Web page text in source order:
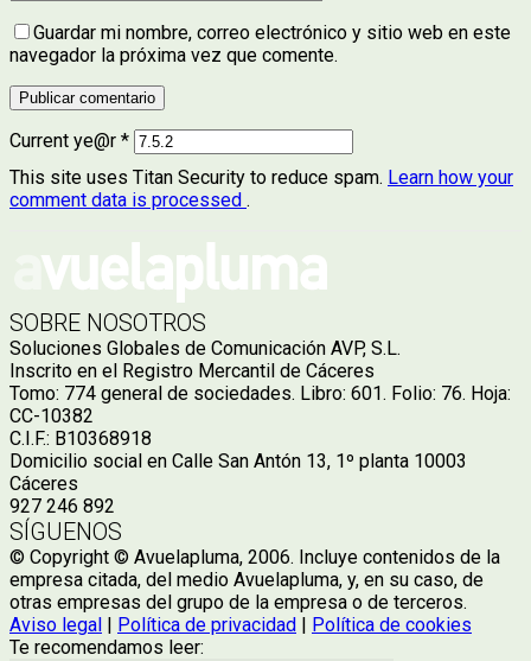
Guardar mi nombre, correo electrónico y sitio web en este
navegador la próxima vez que comente.
Current ye@r *
This site uses Titan Security to reduce spam. Learn how your
comment data is processed .
SOBRE NOSOTROS
Soluciones Globales de Comunicación AVP, S.L.
Inscrito en el Registro Mercantil de Cáceres
Tomo: 774 general de sociedades. Libro: 601. Folio: 76. Hoja:
CC-10382
C.I.F.: B10368918
Domicilio social en Calle San Antón 13, 1º planta 10003
Cáceres
927 246 892
SÍGUENOS
© Copyright © Avuelapluma, 2006. Incluye contenidos de la
empresa citada, del medio Avuelapluma, y, en su caso, de
otras empresas del grupo de la empresa o de terceros.
Aviso legal | Política de privacidad | Política de cookies
Te recomendamos leer: